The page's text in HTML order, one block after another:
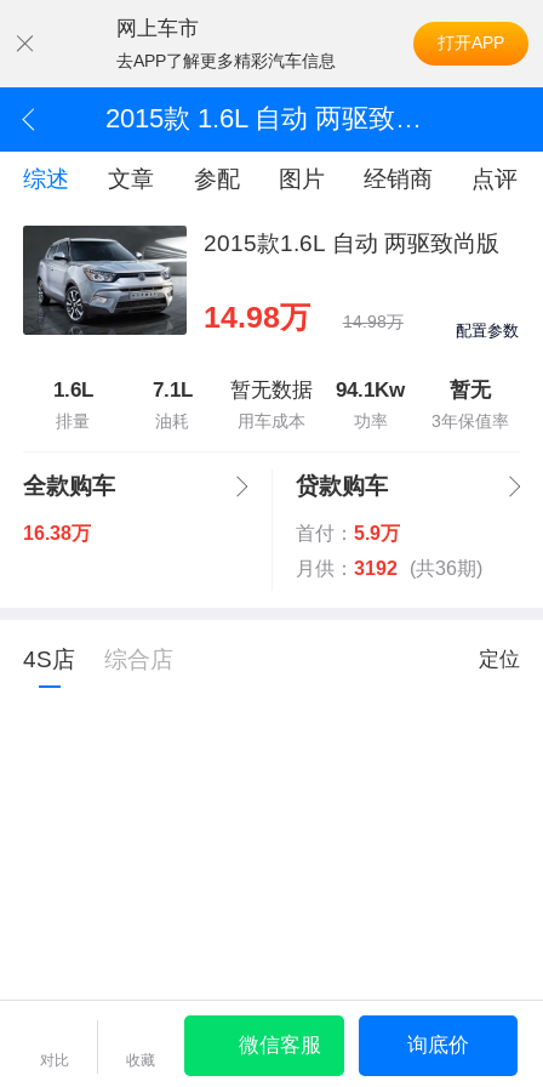
网上车市
去APP了解更多精彩汽车信息
打开APP
2015款 1.6L 自动 两驱致尚版
综述 文章 参配 图片 经销商 点评
2015款1.6L 自动 两驱致尚版
14.98万 14.98万 配置参数
1.6L
排量
7.1L
油耗
暂无数据
用车成本
94.1Kw
功率
暂无
3年保值率
全款购车
16.38万
贷款购车
首付： 5.9万
月供： 3192 (共36期)
4S店 综合店 定位
对比 收藏
微信客服 询底价